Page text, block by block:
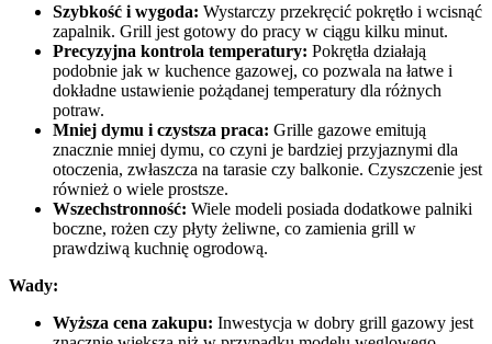
Szybkość i wygoda: Wystarczy przekręcić pokrętło i wcisnąć
zapalnik. Grill jest gotowy do pracy w ciągu kilku minut.
Precyzyjna kontrola temperatury: Pokrętła działają
podobnie jak w kuchence gazowej, co pozwala na łatwe i
dokładne ustawienie pożądanej temperatury dla różnych
potraw.
Mniej dymu i czystsza praca: Grille gazowe emitują
znacznie mniej dymu, co czyni je bardziej przyjaznymi dla
otoczenia, zwłaszcza na tarasie czy balkonie. Czyszczenie jest
również o wiele prostsze.
Wszechstronność: Wiele modeli posiada dodatkowe palniki
boczne, rożen czy płyty żeliwne, co zamienia grill w
prawdziwą kuchnię ogrodową.
Wady:
Wyższa cena zakupu: Inwestycja w dobry grill gazowy jest